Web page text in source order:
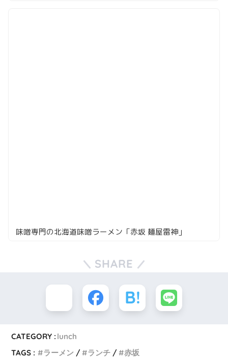
味噌専門の北海道味噌ラーメン「赤坂 麺屋雷神」
SHARE
CATEGORY : lunch
TAGS :
ラーメン ランチ 赤坂